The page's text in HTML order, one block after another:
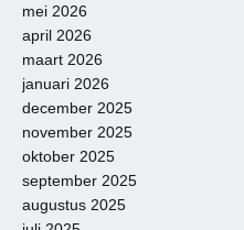
mei 2026
april 2026
maart 2026
januari 2026
december 2025
november 2025
oktober 2025
september 2025
augustus 2025